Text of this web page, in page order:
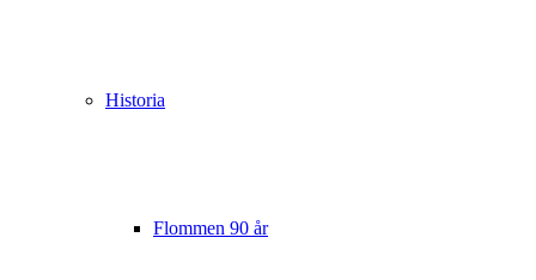
Historia
Flommen 90 år